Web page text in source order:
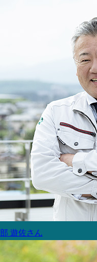
部 遊佐さん